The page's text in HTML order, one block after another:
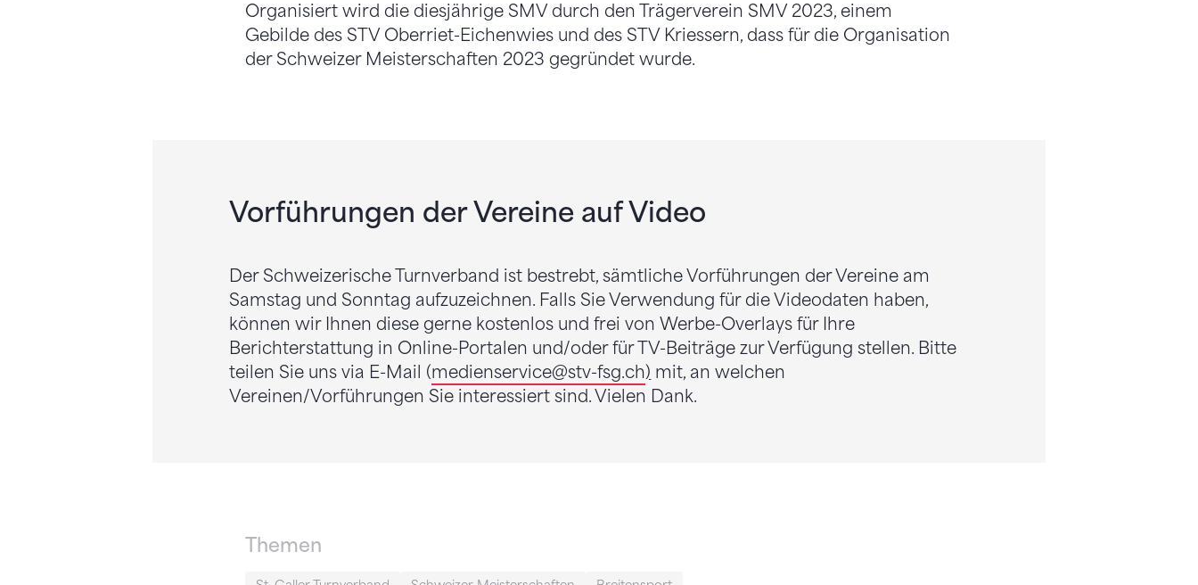
Organisiert wird die diesjährige SMV durch den Trägerverein SMV 2023, einem
Gebilde des STV Oberriet-Eichenwies und des STV Kriessern, dass für die Organisation
der Schweizer Meisterschaften 2023 gegründet wurde.
Vorführungen der Vereine auf Video
Der Schweizerische Turnverband ist bestrebt, sämtliche Vorführungen der Vereine am
Samstag und Sonntag aufzuzeichnen. Falls Sie Verwendung für die Videodaten haben,
können wir Ihnen diese gerne kostenlos und frei von Werbe-Overlays für Ihre
Berichterstattung in Online-Portalen und/oder für TV-Beiträge zur Verfügung stellen. Bitte
teilen Sie uns via E-Mail (medienservice@stv-fsg.ch) mit, an welchen
Vereinen/Vorführungen Sie interessiert sind. Vielen Dank.
Themen